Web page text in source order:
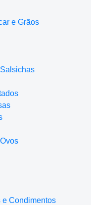
e Grãos
e Condimentos